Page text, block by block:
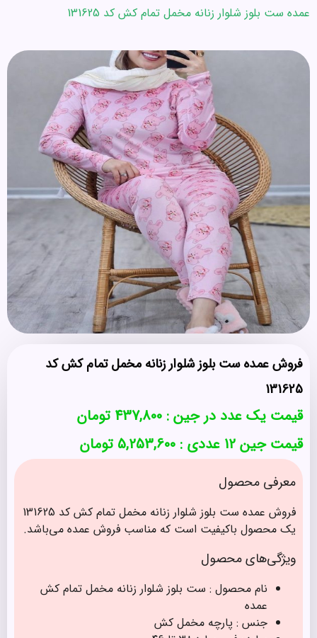
عمده ست بلوز شلوار زنانه مخمل تمام کش کد 131625
فروش عمده ست بلوز شلوار زنانه مخمل تمام کش کد
131625
قیمت یک عدد در جین : 437,800 تومان
قیمت جین 12 عددی : 5,253,600 تومان
معرفی محصول
فروش عمده ست بلوز شلوار زنانه مخمل تمام کش کد 131625
یک محصول باکیفیت است که مناسب فروش عمده می‌باشد.
ویژگی‌های محصول
نام محصول : ست بلوز شلوار زنانه مخمل تمام کش
عمده
جنس : پارچه مخمل کش